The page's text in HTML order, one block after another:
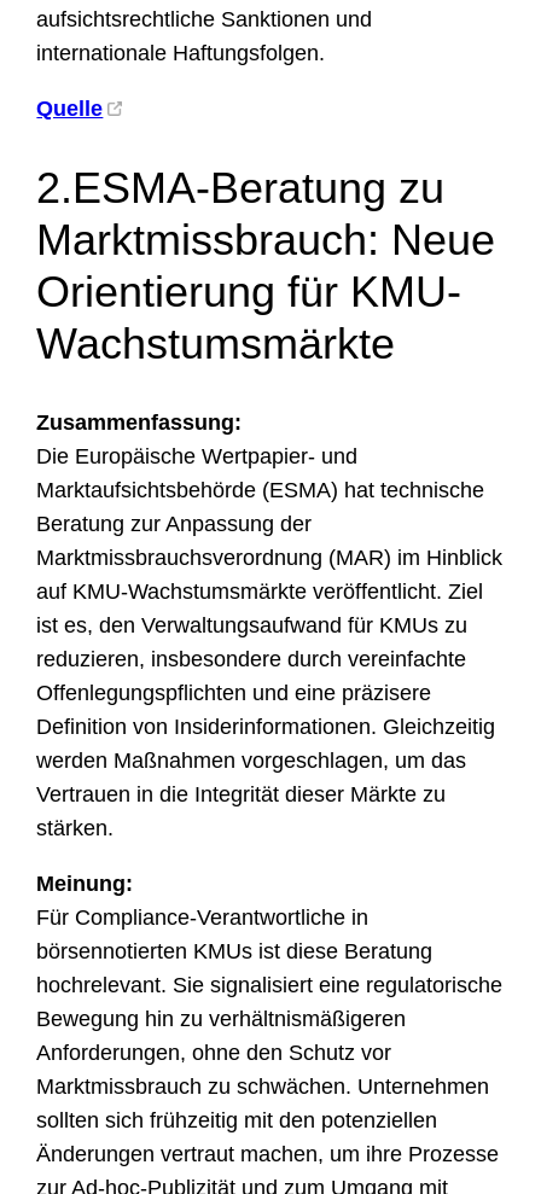
aufsichtsrechtliche Sanktionen und
internationale Haftungsfolgen.
Quelle
2.ESMA-Beratung zu
Marktmissbrauch: Neue
Orientierung für KMU-
Wachstumsmärkte
Zusammenfassung:
Die Europäische Wertpapier- und
Marktaufsichtsbehörde (ESMA) hat technische
Beratung zur Anpassung der
Marktmissbrauchsverordnung (MAR) im Hinblick
auf KMU-Wachstumsmärkte veröffentlicht. Ziel
ist es, den Verwaltungsaufwand für KMUs zu
reduzieren, insbesondere durch vereinfachte
Offenlegungspflichten und eine präzisere
Definition von Insiderinformationen. Gleichzeitig
werden Maßnahmen vorgeschlagen, um das
Vertrauen in die Integrität dieser Märkte zu
stärken.
Meinung:
Für Compliance-Verantwortliche in
börsennotierten KMUs ist diese Beratung
hochrelevant. Sie signalisiert eine regulatorische
Bewegung hin zu verhältnismäßigeren
Anforderungen, ohne den Schutz vor
Marktmissbrauch zu schwächen. Unternehmen
sollten sich frühzeitig mit den potenziellen
Änderungen vertraut machen, um ihre Prozesse
zur Ad-hoc-Publizität und zum Umgang mit